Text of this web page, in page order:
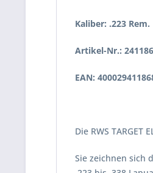
Kaliber: .223 Rem.
Artikel-Nr.:
EAN:
Die RWS
Sie zeichnen sich